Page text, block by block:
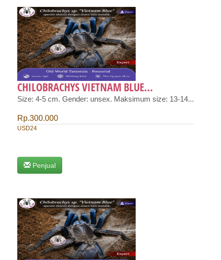
CHILOBRACHYS VIETNAM BLUE...
Size: 4-5 cm. Gender: unsex. Maksimum size: 13-14...
Rp.300.000
USD24
Penjual